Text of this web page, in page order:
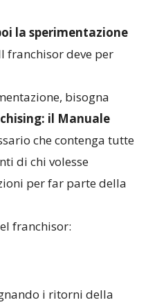
la sperimentazione
franchisor deve per
bisogna
il Manuale
che contenga tutte
di chi volesse
per far parte della
franchisor:
i ritorni della